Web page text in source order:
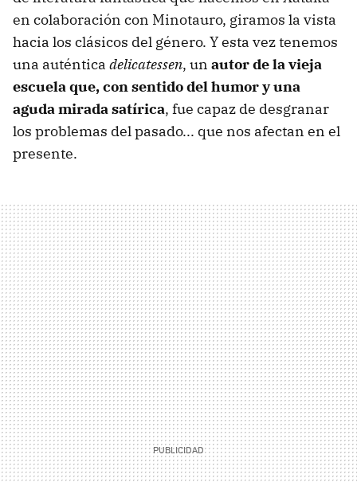
en colaboración con Minotauro, giramos la vista
hacia los clásicos del género. Y esta vez tenemos
una auténtica delicatessen, un autor de la vieja
escuela que, con sentido del humor y una
aguda mirada satírica, fue capaz de desgranar
los problemas del pasado... que nos afectan en el
presente.